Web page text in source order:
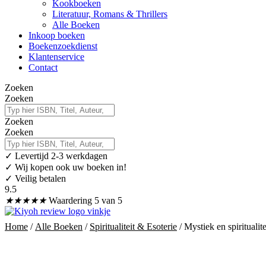
Kookboeken
Literatuur, Romans & Thrillers
Alle Boeken
Inkoop boeken
Boekenzoekdienst
Klantenservice
Contact
Zoeken
Zoeken
Zoeken
Zoeken
✓ Levertijd 2-3 werkdagen
✓ Wij kopen ook uw boeken in!
✓ Veilig betalen
9.5
★★★★★ Waardering 5 van 5
Home / Alle Boeken / Spiritualiteit & Esoterie / Mystiek en